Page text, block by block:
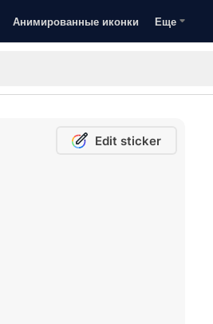
Анимированные иконки Еще
Edit sticker